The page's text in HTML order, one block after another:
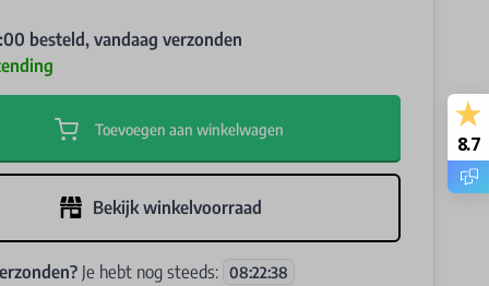
besteld, vandaag verzonden
Toevoegen aan winkelwagen
Bekijk winkelvoorraad
Je hebt nog steeds: 08:22:37
8.7